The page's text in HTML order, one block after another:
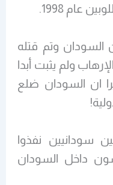
عام 1998.
وتم قتله
ولم يثبت أبدا
ان السودان ضلع
سودانيين نفذوا
داخل السودان